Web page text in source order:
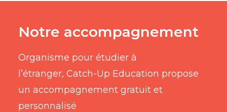
Notre accompagnement
Organisme pour étudier à
l’étranger, Catch-Up Education propose
un accompagnement gratuit et
personnalisé